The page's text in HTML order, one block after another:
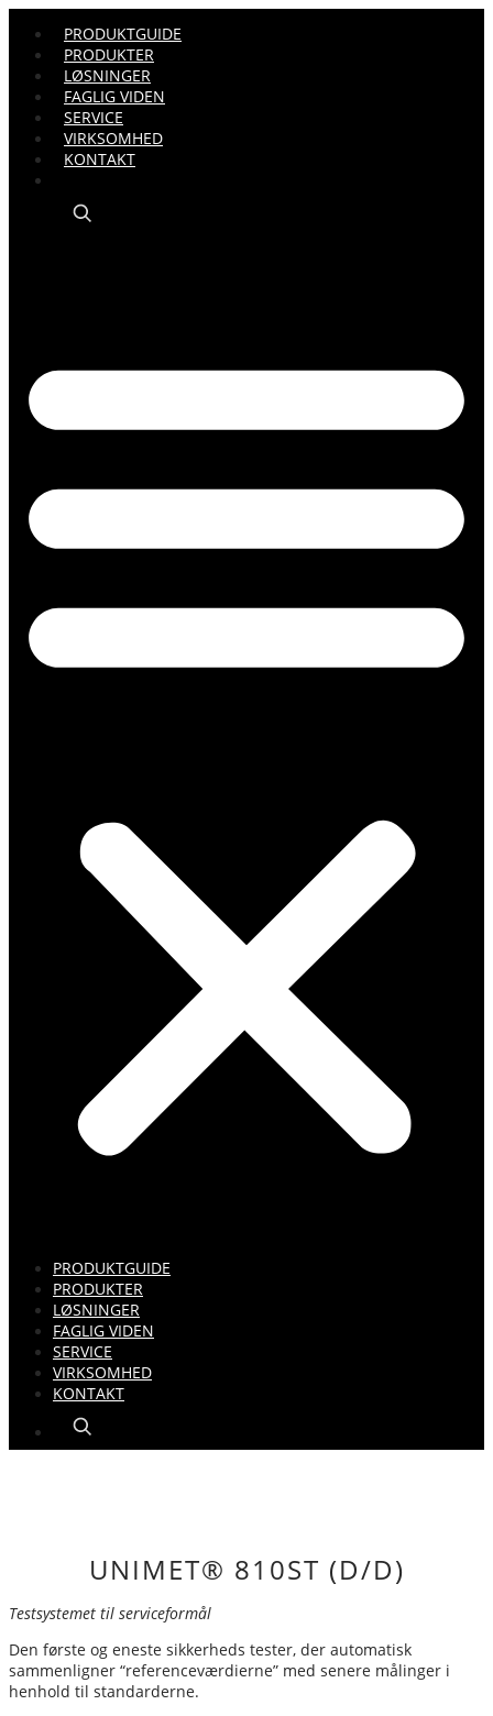
PRODUKTGUIDE
PRODUKTER
LØSNINGER
FAGLIG VIDEN
SERVICE
VIRKSOMHED
KONTAKT
PRODUKTGUIDE
PRODUKTER
LØSNINGER
FAGLIG VIDEN
SERVICE
VIRKSOMHED
KONTAKT
UNIMET® 810ST (D/D)
Testsystemet til serviceformål
Den første og eneste sikkerheds tester, der automatisk
sammenligner “referenceværdierne” med senere målinger i
henhold til standarderne.